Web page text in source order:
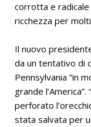
corrotta e
ricchezza per molti
Il nuovo
da un tentativo di
Pennsylvania “in
grande
perforato
stata salvata per